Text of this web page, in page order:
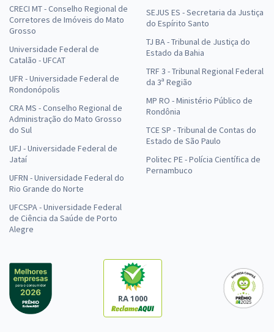
CRECI MT - Conselho Regional de
Corretores de Imóveis do Mato
Grosso
Universidade Federal de
Catalão - UFCAT
UFR - Universidade Federal de
Rondonópolis
CRA MS - Conselho Regional de
Administração do Mato Grosso
do Sul
UFJ - Universidade Federal de
Jataí
UFRN - Universidade Federal do
Rio Grande do Norte
UFCSPA - Universidade Federal
de Ciência da Saúde de Porto
Alegre
SEJUS ES - Secretaria da Justiça
do Espírito Santo
TJ BA - Tribunal de Justiça do
Estado da Bahia
TRF 3 - Tribunal Regional Federal
da 3ª Região
MP RO - Ministério Público de
Rondônia
TCE SP - Tribunal de Contas do
Estado de São Paulo
Politec PE - Polícia Científica de
Pernambuco
RA 1000